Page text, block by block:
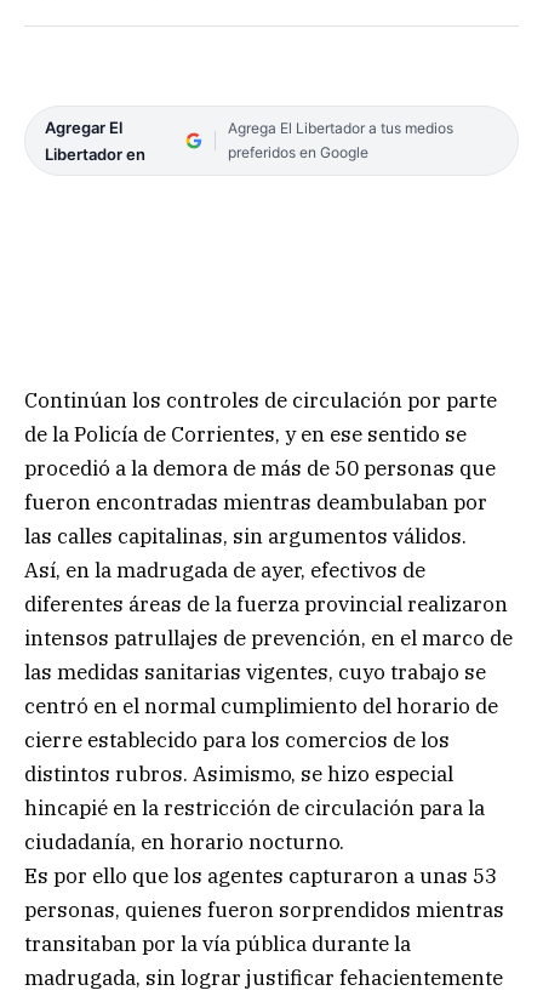
Agregar El
Libertador en
Agrega El Libertador a tus medios
preferidos en Google
Continúan los controles de circulación por parte
de la Policía de Corrientes, y en ese sentido se
procedió a la demora de más de 50 personas que
fueron encontradas mientras deambulaban por
las calles capitalinas, sin argumentos válidos.
Así, en la madrugada de ayer, efectivos de
diferentes áreas de la fuerza provincial realizaron
intensos patrullajes de prevención, en el marco de
las medidas sanitarias vigentes, cuyo trabajo se
centró en el normal cumplimiento del horario de
cierre establecido para los comercios de los
distintos rubros. Asimismo, se hizo especial
hincapié en la restricción de circulación para la
ciudadanía, en horario nocturno.
Es por ello que los agentes capturaron a unas 53
personas, quienes fueron sorprendidos mientras
transitaban por la vía pública durante la
madrugada, sin lograr justificar fehacientemente